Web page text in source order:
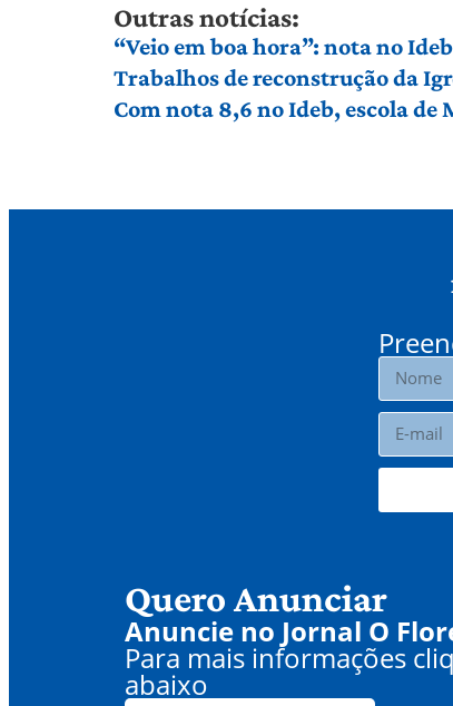
Outras notícias:
“Veio em boa hora”: nota no
Trabalhos de reconstrução da
Com nota 8,6 no Ideb, escola de
Quero Anunciar
Anuncie no Jornal O
Para mais informações
abaixo